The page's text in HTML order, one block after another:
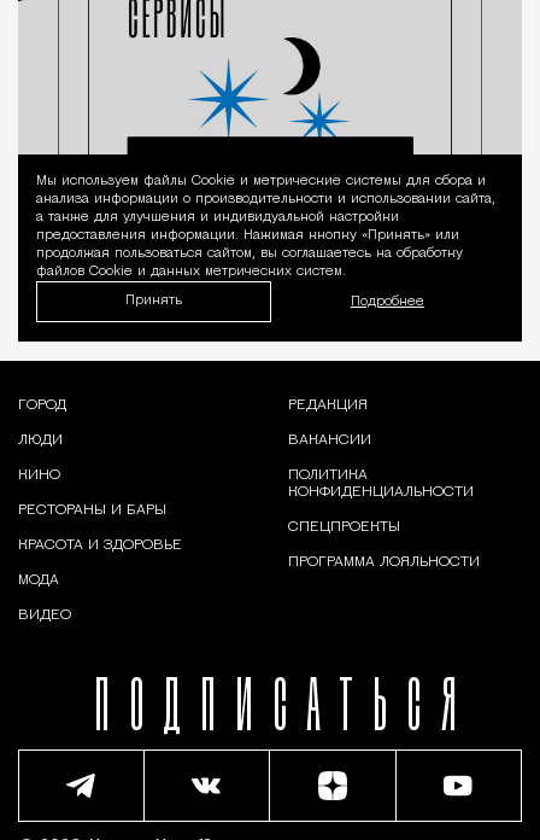
Уведомление
Мы используем файлы Сookie и метрические системы для сбора и
анализа информации о производительности и использовании сайта,
а также для улучшения и индивидуальной настройки
предоставления информации. Нажимая кнопку «Принять» или
продолжая пользоваться сайтом, вы соглашаетесь на обработку
файлов Cookie и данных метрических систем.
Принять Подробнее
ПОДПИСАТЬСЯ
ГОРОД
ЛЮДИ
КИНО
РЕСТОРАНЫ И БАРЫ
КРАСОТА И ЗДОРОВЬЕ
МОДА
ВИДЕО
РЕДАКЦИЯ
ВАКАНСИИ
ПОЛИТИКА
КОНФИДЕНЦИАЛЬНОСТИ
СПЕЦПРОЕКТЫ
ПРОГРАММА ЛОЯЛЬНОСТИ